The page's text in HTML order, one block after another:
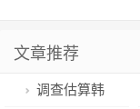
文章推荐
调查估算韩